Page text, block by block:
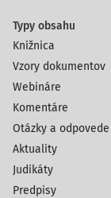
Typy obsahu
Knižnica
Vzory dokumentov
Webináre
Komentáre
Otázky a odpovede
Aktuality
Judikáty
Predpisy